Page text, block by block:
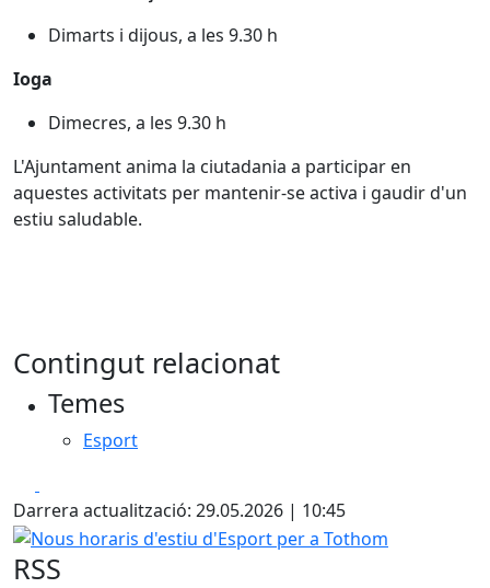
Dimarts i dijous, a les 9.30 h
Ioga
Dimecres, a les 9.30 h
L'Ajuntament anima la ciutadania a participar en
aquestes activitats per mantenir-se activa i gaudir d'un
estiu saludable.
Contingut relacionat
Temes
Esport
Darrera actualització: 29.05.2026 | 10:45
Nous horaris d'estiu d'Esport per a Tothom
RSS